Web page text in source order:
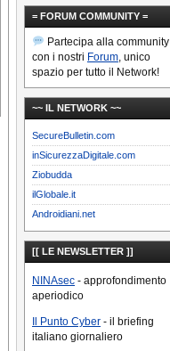
= FORUM COMMUNITY =
Partecipa alla community
con i nostri Forum, unico
spazio per tutto il Network!
~~ IL NETWORK ~~
SecureBulletin.com
inSicurezzaDigitale.com
Ziobudda
ilGlobale.it
Androidiani.net
[[ LE NEWSLETTER ]]
NINAsec - approfondimento
aperiodico
Il Punto Cyber - il briefing
italiano giornaliero